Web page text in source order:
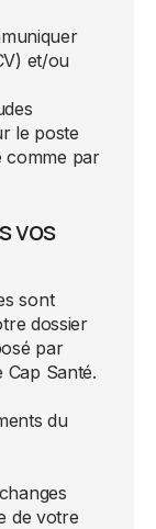
et/ou
le poste
comme par
vos
sont
dossier
par
Cap Santé.
du
de votre